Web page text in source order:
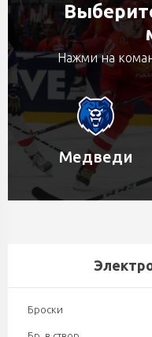
Нажми на
Медведи
Броски